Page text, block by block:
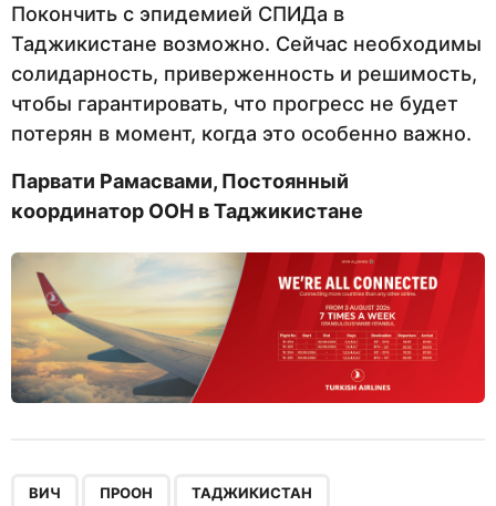
Покончить с эпидемией СПИДа в
Таджикистане возможно. Сейчас необходимы
солидарность, приверженность и решимость,
чтобы гарантировать, что прогресс не будет
потерян в момент, когда это особенно важно.
Парвати Рамасвами, Постоянный
координатор ООН в Таджикистане
ВИЧ ПРООН ТАДЖИКИСТАН